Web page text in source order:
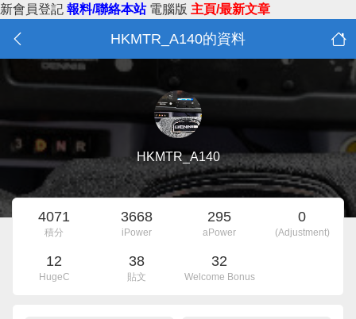
新會員登記 報料/聯絡本站 電腦版 主頁/最新文章
HKMTR_A140的資料
HKMTR_A140
4071
積分
3668
iPower
295
aPower
0
(Adjustment)
12
HugeC
38
貼文
32
Welcome Bonus